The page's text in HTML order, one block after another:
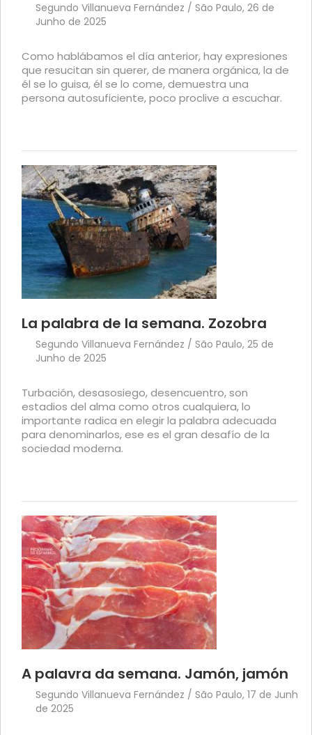
Segundo Villanueva Fernández / São Paulo, 26 de
Junho de 2025
Como hablábamos el día anterior, hay expresiones
que resucitan sin querer, de manera orgánica, la de
él se lo guisa, él se lo come, demuestra una
persona autosuficiente, poco proclive a escuchar.
La palabra de la semana. Zozobra
Segundo Villanueva Fernández / São Paulo, 25 de
Junho de 2025
Turbación, desasosiego, desencuentro, son
estadios del alma como otros cualquiera, lo
importante radica en elegir la palabra adecuada
para denominarlos, ese es el gran desafío de la
sociedad moderna.
A palavra da semana. Jamón, jamón
Segundo Villanueva Fernández / São Paulo, 17 de Junho
de 2025